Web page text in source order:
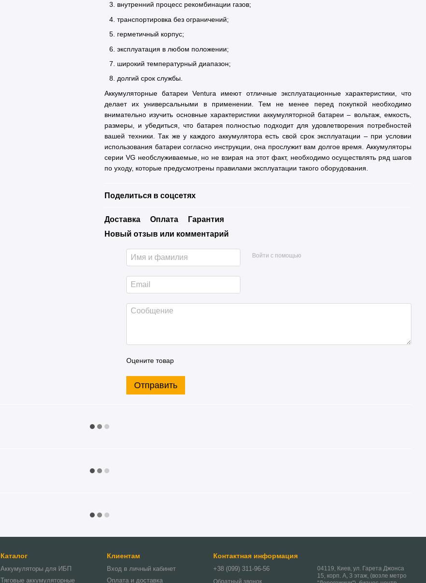
внутренний процесс рекомбинации газов;
транспортировка без ограничений;
герметичный корпус;
эксплуатация в любом положении;
широкий температурный диапазон;
долгий срок службы.
Аккумуляторные батареи Ventura имеют отличные эксплуатационные характеристики, что
делает их универсальными в применении. Тем не менее перед покупкой необходимо
внимательно изучить основные характеристики аккумуляторной батареи – вольтаж, емкость,
размеры, и убедиться, что батарея полностью подходит для удовлетворения потребностей
вашей техники. Так же у каждого аккумулятора есть свой срок эксплуатации – при условии
использования батареи согласно инструкции, она прослужит вам долгое время. Аккумуляторы
серии VG необслуживаемые, но не взирая на этот факт, необходимо осуществлять ряд шагов
по уходу, которые предусмотрены правилами эксплуатации такого оборудования.
Поделиться в соцсетях
Доставка Оплата
Гарантия
Новый отзыв или комментарий
Войти с помощью
Оцените товар
Отправить
Каталог
Аккумуляторы для ИБП
Тяговые аккумуляторные
Клиентам
Вход в личный кабинет
Оплата и доставка
Контактная информация
+38 (099) 311-96-56
Обратный звонок
04119, Киев, ул. Гарета Джонса
15, корп. А, 3 этаж, (возле метро